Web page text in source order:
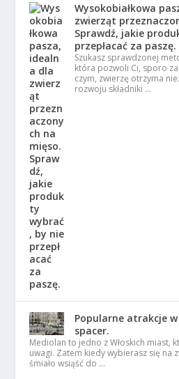
Wysokobiałkowa
zwierząt
Sprawdź, jakie
przepłacać za paszę.
Szukasz sprawdzonej
która pozwoli Ci, sporo
czym, zwierzę otrzyma
rozwoju składniki …
Popularne atrakcje
spacer.
Mediolan to jedno z Włoskich miast,
uwagi. Zatem kiedy wybierasz się na
śmiało wsiąść do …